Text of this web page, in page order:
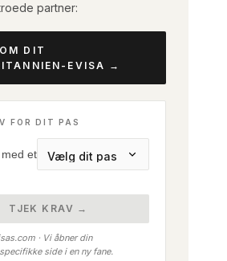
partner:
DIT
EVISA →
FOR DIT PAS
et
TJEK KRAV →
· Vi åbner din
side i en ny fane.